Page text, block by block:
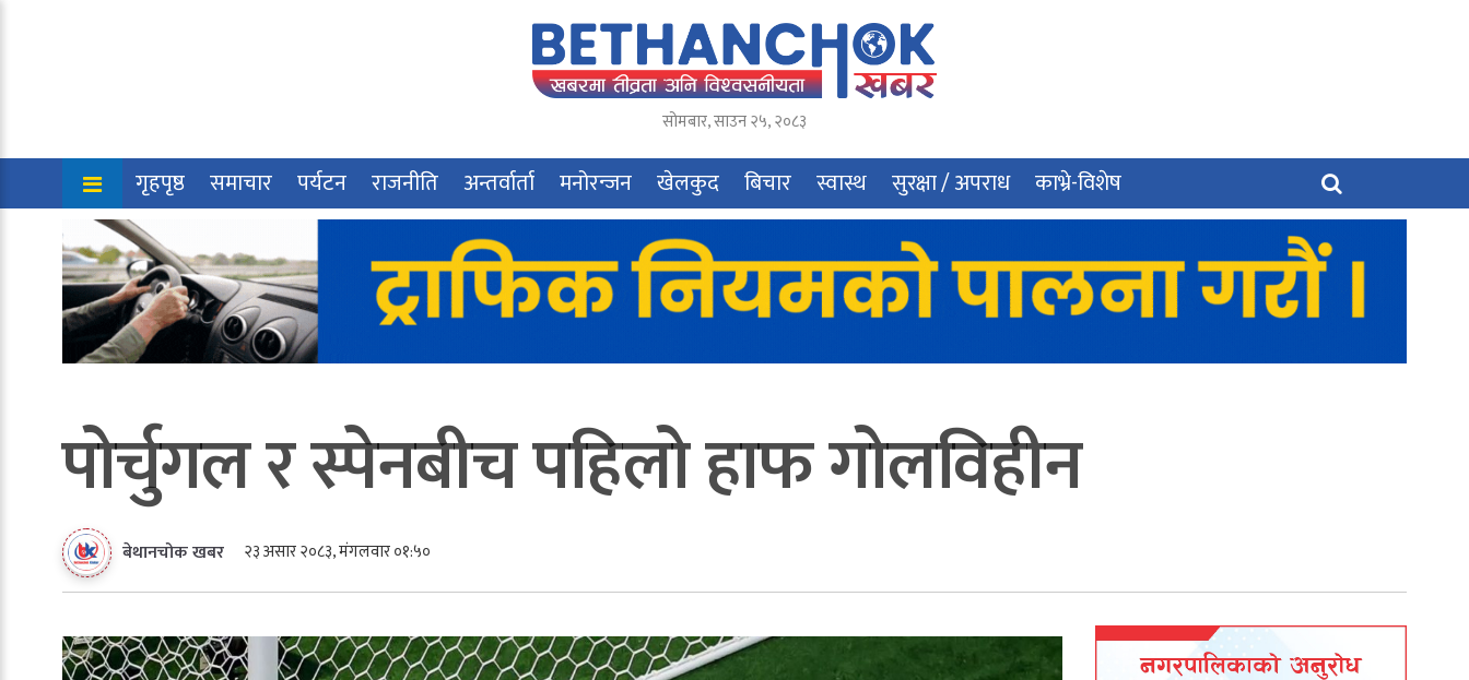
सोमबार,साउन२५,२०८३
गृहपृष्ठ समाचार पर्यटन राजनीति अन्तर्वार्ता मनोरन्जन खेलकुद बिचार स्वास्थ सुरक्षा / अपराध काभ्रे-विशेष
पोर्चुगल र स्पेनबीच पहिलो हाफ गोलविहीन
बेथानचोक खबर २३ असार २०८३, मंगलवार ०१:५०